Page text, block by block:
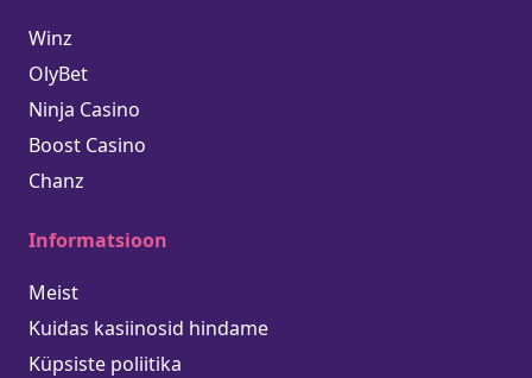
Winz
OlyBet
Ninja Casino
Boost Casino
Chanz
Informatsioon
Meist
Kuidas kasiinosid hindame
Küpsiste poliitika